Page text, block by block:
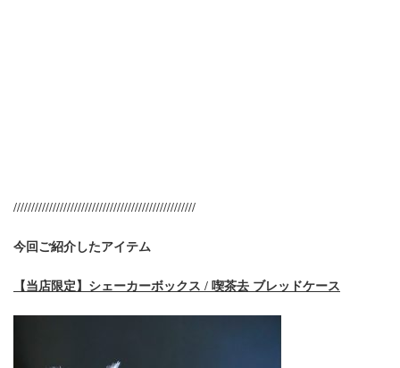
///////////////////////////////////////////////////
今回ご紹介したアイテム
【当店限定】シェーカーボックス / 喫茶去 ブレッドケース